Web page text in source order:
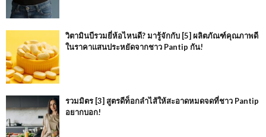
วิตามินบีรวมยี่ห้อไหนดี? มารู้จักกับ [5] ผลิตภัณฑ์คุณภาพดี
ในราคาแสนประหยัดจากชาว Pantip กัน!
รวมมิตร [3] สูตรดีท็อกลำไส้ให้สะอาดหมดจดที่ชาว Pantip
อยากบอก!